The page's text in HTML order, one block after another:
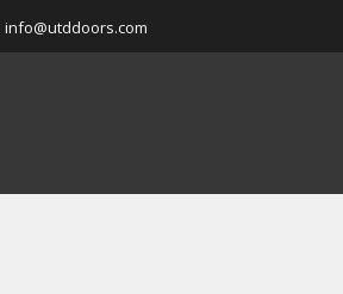
info@utddoors.com